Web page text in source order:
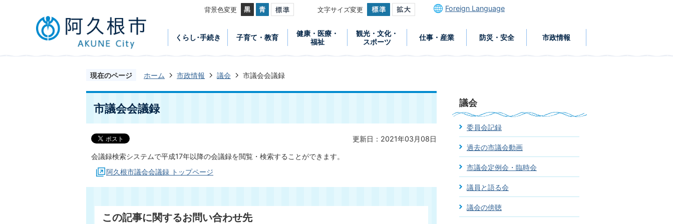
背景色変更 文字サイズ変更 Foreign Language
くらし･手続き 子育て・教育
健康・医療・
福祉
観光・文化・
スポーツ
仕事・産業 防災・安全 市政情報
現在のページ ホーム 市政情報 議会 市議会会議録
市議会会議録
更新日：2021年03月08日
会議録検索システムで平成17年以降の会議録を閲覧・検索することができます。
阿久根市議会会議録 トップページ
この記事に関するお問い合わせ先
議会
委員会記録
過去の市議会動画
市議会定例会・臨時会
議員と語る会
議会の傍聴